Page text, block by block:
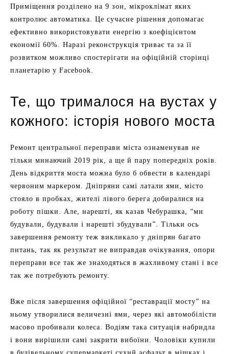
Приміщення розділено на 9 зон, мікроклімат яких
контролює автоматика. Це сучасне рішення допомагає
ефективно використовувати енергію з коефіцієнтом
економії 60%. Наразі реконструкція триває та за її
розвитком можливо спостерігати на офіційній сторінці
планетарію у Facebook.
Те, що трималося на вустах у
кожного: історія нового моста
Ремонт центральної переправи міста ознаменував не
тільки минаючий 2019 рік, а ще й пару попередніх років.
День відкриття моста можна було б обвести в календарі
червоним маркером. Дніпряни самі латали ями, місто
стояло в пробках, жителі лівого берега добиралися на
роботу пішки. Але, нарешті, як казав Чебурашка, “ми
будували, будували і нарешті збудували”. Тільки ось
завершення ремонту теж викликало у дніпрян багато
питань, так як результат не виправдав очікування, опори
переправи все так же знаходяться в жахливому стані і все
так же потребують ремонту.
Вже після завершення офіційної “реставрації мосту” на
ньому утворилися величезні ями, через які автомобілісти
масово пробивали колеса. Водіям така ситуація набридла
і вони вирішили самі закрити вибоїни. Чоловіки купили